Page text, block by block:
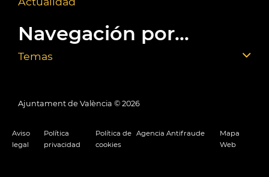
Navegación por...
Temas
Ajuntament de València © 2026
Aviso
legal
Política
privacidad
Política de
cookies
Agencia Antifraude
Mapa
Web